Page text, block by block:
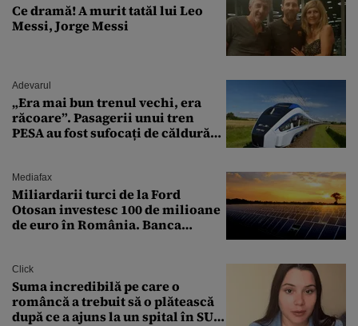
Ce dramă! A murit tatăl lui Leo
Messi, Jorge Messi
Adevarul
„Era mai bun trenul vechi, era
răcoare”. Pasagerii unui tren
PESA au fost sufocați de căldură
Mediafax
Miliardarii turci de la Ford
Otosan investesc 100 de milioane
de euro în România. Banca
Click
Suma incredibilă pe care o
româncă a trebuit să o plătească
după ce a ajuns la un spital în SUA: